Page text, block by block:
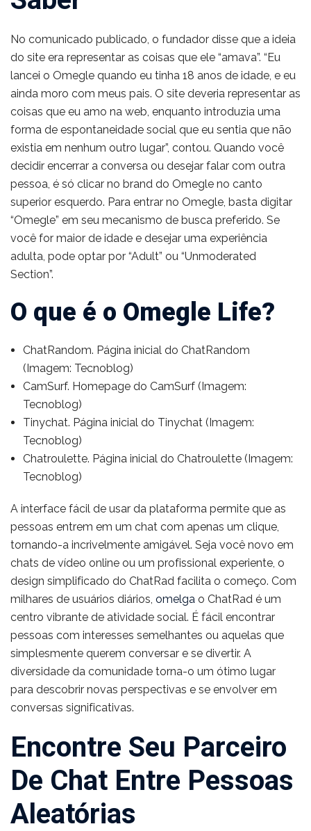
No comunicado publicado, o fundador disse que a ideia
do site era representar as coisas que ele “amava”. “Eu
lancei o Omegle quando eu tinha 18 anos de idade, e eu
ainda moro com meus pais. O site deveria representar as
coisas que eu amo na web, enquanto introduzia uma
forma de espontaneidade social que eu sentia que não
existia em nenhum outro lugar”, contou. Quando você
decidir encerrar a conversa ou desejar falar com outra
pessoa, é só clicar no brand do Omegle no canto
superior esquerdo. Para entrar no Omegle, basta digitar
“Omegle” em seu mecanismo de busca preferido. Se
você for maior de idade e desejar uma experiência
adulta, pode optar por “Adult” ou “Unmoderated
Section”.
O que é o Omegle Life?
ChatRandom. Página inicial do ChatRandom
(Imagem: Tecnoblog)
CamSurf. Homepage do CamSurf (Imagem:
Tecnoblog)
Tinychat. Página inicial do Tinychat (Imagem:
Tecnoblog)
Chatroulette. Página inicial do Chatroulette (Imagem:
Tecnoblog)
A interface fácil de usar da plataforma permite que as
pessoas entrem em um chat com apenas um clique,
tornando-a incrivelmente amigável. Seja você novo em
chats de vídeo online ou um profissional experiente, o
design simplificado do ChatRad facilita o começo. Com
milhares de usuários diários, omelga o ChatRad é um
centro vibrante de atividade social. É fácil encontrar
pessoas com interesses semelhantes ou aquelas que
simplesmente querem conversar e se divertir. A
diversidade da comunidade torna-o um ótimo lugar
para descobrir novas perspectivas e se envolver em
conversas significativas.
Encontre Seu Parceiro
De Chat Entre Pessoas
Aleatórias